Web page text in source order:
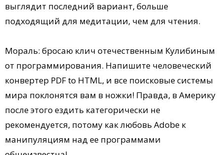
выглядит последний вариант, больше
подходящий для медитации, чем для чтения.
Мораль: бросаю клич отечественным Кулибиным
от программирования. Напишите человеческий
конвертер PDF to HTML, и все поисковые системы
мира поклонятся вам в ножки! Правда, в Америку
после этого ездить категорически не
рекомендуется, потому как любовь Adobe к
манипуляциям над ее программами